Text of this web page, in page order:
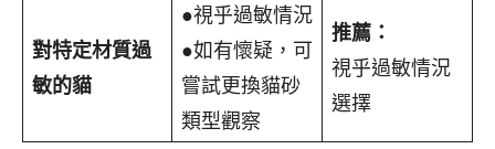
對特定材質過
敏的貓
●視乎過敏情況
●如有懷疑，可
嘗試更換貓砂
類型觀察
推薦：
視乎過敏情況
選擇